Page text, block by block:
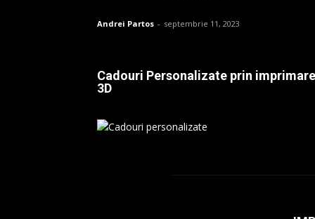
Andrei Partos - septembrie 11, 2023
Cadouri Personalizate prin imprimare
3D